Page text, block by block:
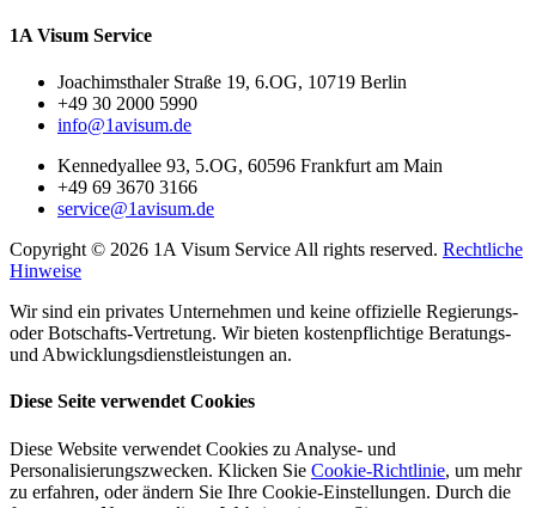
1A Visum Service
Joachimsthaler Straße 19, 6.OG, 10719 Berlin
+49 30 2000 5990
info@1avisum.de
Kennedyallee 93, 5.OG, 60596 Frankfurt am Main
+49 69 3670 3166
service@1avisum.de
Copyright © 2026 1A Visum Service All rights reserved. Rechtliche
Hinweise
Wir sind ein privates Unternehmen und keine offizielle Regierungs-
oder Botschafts-Vertretung. Wir bieten kostenpflichtige Beratungs-
und Abwicklungsdienstleistungen an.
Diese Seite verwendet Cookies
Diese Website verwendet Cookies zu Analyse- und
Personalisierungszwecken. Klicken Sie Cookie-Richtlinie, um mehr
zu erfahren, oder ändern Sie Ihre Cookie-Einstellungen. Durch die